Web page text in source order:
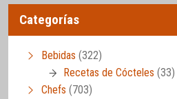
Categorías
Bebidas (322)
Recetas de Cócteles (33)
Chefs (703)